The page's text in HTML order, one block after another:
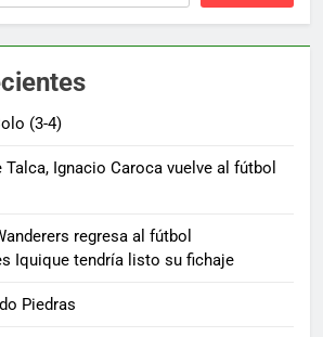
(3-4)
Talca, Ignacio Caroca vuelve al fútbol
regresa al fútbol
Iquique tendría listo su fichaje
Piedras